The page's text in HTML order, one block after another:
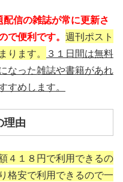
信の雑誌が常に更新さ
便利です。 週刊ポスト
ます。
３１日間は無料
なった雑誌や書籍があれ
めします。
理由
４１８円で利用できるの
格安で利用できるので一